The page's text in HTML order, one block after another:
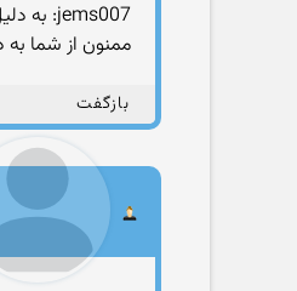
jems007: به دلیل توهین به کاربران
ممنون از شما به
بازگفت